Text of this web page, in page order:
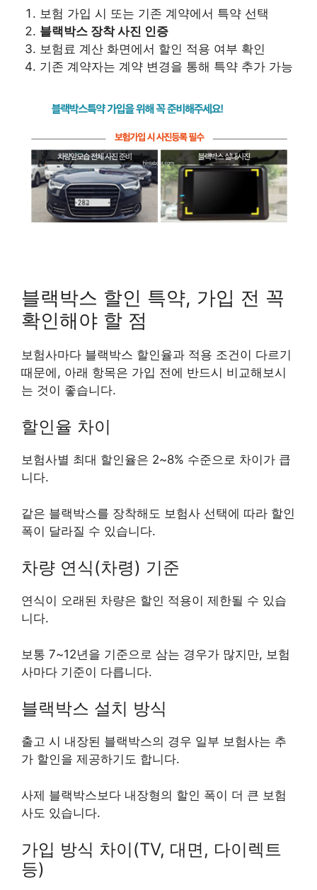
보험 가입 시 또는 기존 계약에서 특약 선택
블랙박스 장착 사진 인증
보험료 계산 화면에서 할인 적용 여부 확인
기존 계약자는 계약 변경을 통해 특약 추가 가능
블랙박스 할인 특약, 가입 전 꼭
확인해야 할 점
보험사마다 블랙박스 할인율과 적용 조건이 다르기
때문에, 아래 항목은 가입 전에 반드시 비교해보시
는 것이 좋습니다.
할인율 차이
보험사별 최대 할인율은 2~8% 수준으로 차이가 큽
니다.
같은 블랙박스를 장착해도 보험사 선택에 따라 할인
폭이 달라질 수 있습니다.
차량 연식(차령) 기준
연식이 오래된 차량은 할인 적용이 제한될 수 있습
니다.
보통 7~12년을 기준으로 삼는 경우가 많지만, 보험
사마다 기준이 다릅니다.
블랙박스 설치 방식
출고 시 내장된 블랙박스의 경우 일부 보험사는 추
가 할인을 제공하기도 합니다.
사제 블랙박스보다 내장형의 할인 폭이 더 큰 보험
사도 있습니다.
가입 방식 차이(TV, 대면, 다이렉트
등)